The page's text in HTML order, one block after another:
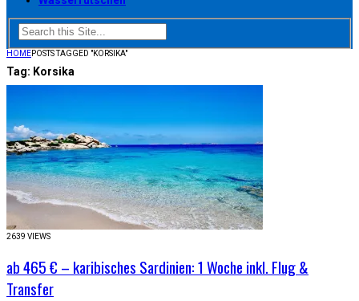
HOMEPOSTS TAGGED "KORSIKA"
Tag: Korsika
2639 VIEWS
ab 465 € – karibisches Sardinien: 1 Woche inkl. Flug &
Transfer